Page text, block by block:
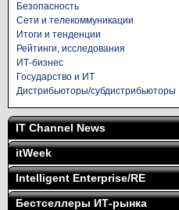
Безопасность
Сети и телекоммуникации
Итоги и тенденции
Рейтинги, исследования
ИТ-бизнес
Государство и ИТ
Дистрибьюторы/субдистрибьюторы
IT Channel News
itWeek
Intelligent Enterprise/RE
Бестселлеры ИТ-рынка